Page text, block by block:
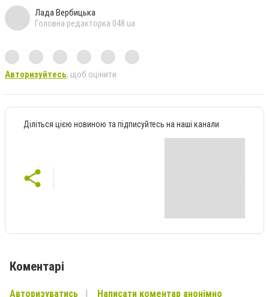
Лада Вербицька
Головна редакторка 048.ua
Авторизуйтесь, щоб оцінити
Діліться цією новиною та підписуйтесь на наші канали
Коментарі
Авторизуватись Написати коментар анонімно